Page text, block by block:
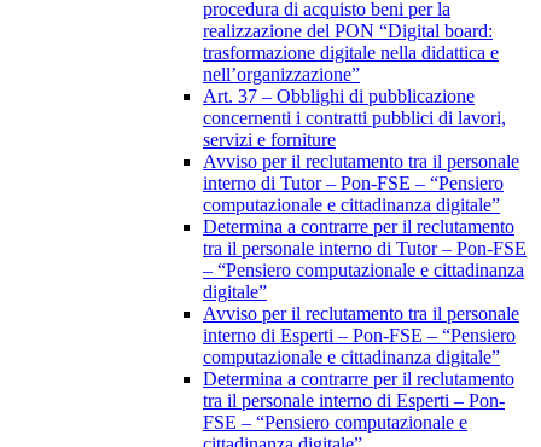
procedura di acquisto beni per la
realizzazione del PON “Digital board:
trasformazione digitale nella didattica e
nell’organizzazione”
Art. 37 – Obblighi di pubblicazione
concernenti i contratti pubblici di lavori,
servizi e forniture
Avviso per il reclutamento tra il personale
interno di Tutor – Pon-FSE – “Pensiero
computazionale e cittadinanza digitale”
Determina a contrarre per il reclutamento
tra il personale interno di Tutor – Pon-FSE
– “Pensiero computazionale e cittadinanza
digitale”
Avviso per il reclutamento tra il personale
interno di Esperti – Pon-FSE – “Pensiero
computazionale e cittadinanza digitale”
Determina a contrarre per il reclutamento
tra il personale interno di Esperti – Pon-
FSE – “Pensiero computazionale e